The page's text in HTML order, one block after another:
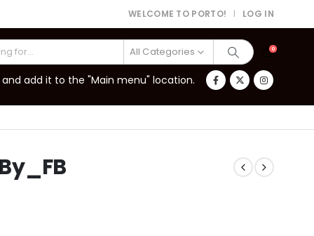
WELCOME TO PORTO! | LOG IN
All Categories 0
and add it to the "Main menu" location.